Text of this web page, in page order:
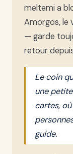
meltemi a
Amorgos, le
— garde
retour
Le coin
une
cartes,
guide.